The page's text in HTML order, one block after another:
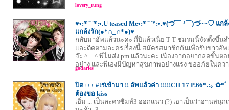
lovery_rung
♥•:*´¨`*:•.U teased Me•:*´¨`*:•.♥(づ￣ ³￣)づ~~♡ แก
แกล้งรัก(●*∩_∩*●)♥
กลับมาอัพแล้วนะคะ กี่ปีแล้วเนี่ย T-T ชมรมนี้จัดตั้งขึ้น
และติดตามละครเรื่องนี้ สมัครสมาชิกกันเพื่อรับข่าวอั
จ๊ะ ^__^ พี่ไม่ส่ง pm แล้วนะคะ เนื่องจากอยากลดขั้นต
อย่าง และพี่เองมีปัญหาสุขภาพอย่างแรง ขออภัยในคว
godaries
ปิด+++ #เร่เข้ามา !! อัพแล้วค่า !!!!!CH 17 P.66*.:｡ ✿*
ต้องขอ kiss
เอิ่ม ... เป็นละครซิมส์3 ออกแนว (?) เอาเป็นว่าอ่านสนุก